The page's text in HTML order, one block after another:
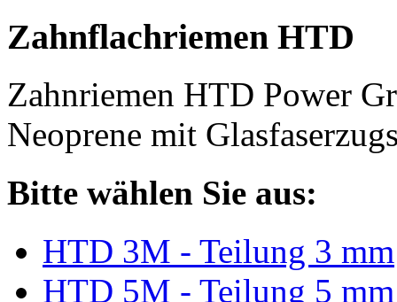
Zahnflachriemen HTD
Zahnriemen HTD Power
Neoprene mit
Bitte wählen Sie aus:
HTD 3M - Teilung 3 mm
HTD 5M - Teilung 5 mm